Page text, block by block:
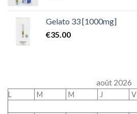
Gelato 33 [1000mg]
€35.00
août 2026
L M M J V